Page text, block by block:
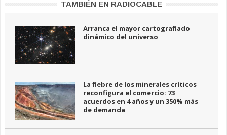
TAMBIÉN EN RADIOCABLE
Arranca el mayor cartografiado
dinámico del universo
La fiebre de los minerales críticos
reconfigura el comercio: 73
acuerdos en 4 años y un 350% más
de demanda